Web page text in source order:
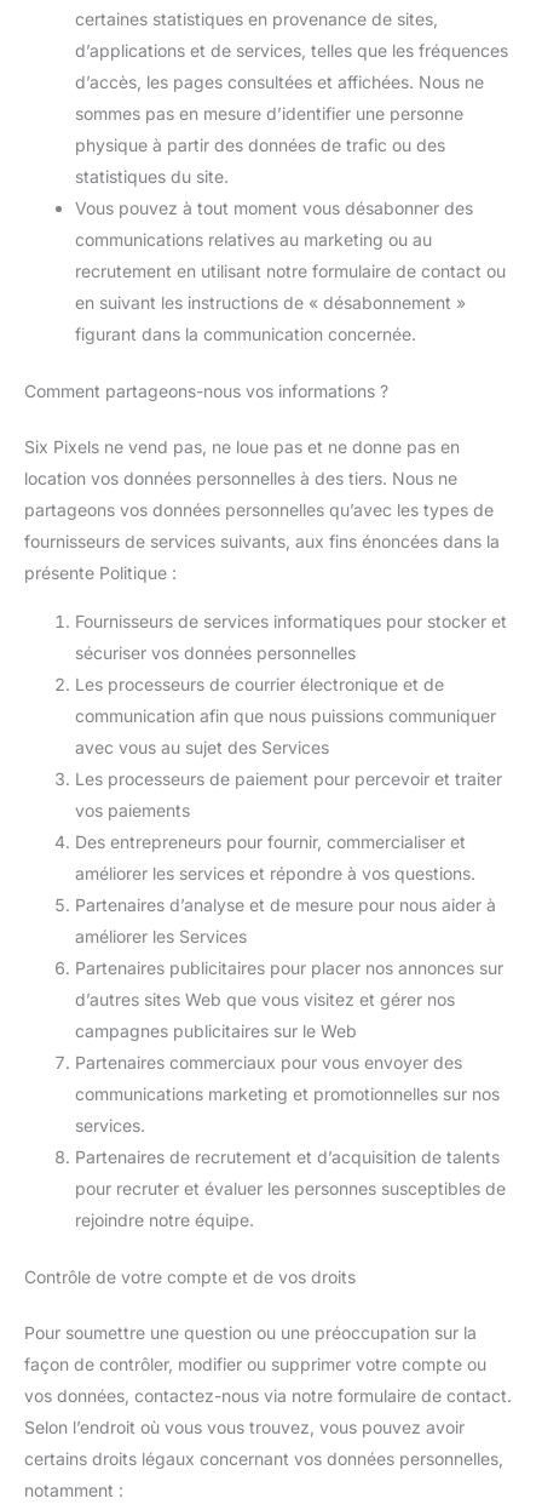
certaines statistiques en provenance de sites,
d’applications et de services, telles que les fréquences
d’accès, les pages consultées et affichées. Nous ne
sommes pas en mesure d’identifier une personne
physique à partir des données de trafic ou des
statistiques du site.
Vous pouvez à tout moment vous désabonner des
communications relatives au marketing ou au
recrutement en utilisant notre formulaire de contact ou
en suivant les instructions de « désabonnement »
figurant dans la communication concernée.
Comment partageons-nous vos informations ?
Six Pixels ne vend pas, ne loue pas et ne donne pas en
location vos données personnelles à des tiers. Nous ne
partageons vos données personnelles qu’avec les types de
fournisseurs de services suivants, aux fins énoncées dans la
présente Politique :
Fournisseurs de services informatiques pour stocker et
sécuriser vos données personnelles
Les processeurs de courrier électronique et de
communication afin que nous puissions communiquer
avec vous au sujet des Services
Les processeurs de paiement pour percevoir et traiter
vos paiements
Des entrepreneurs pour fournir, commercialiser et
améliorer les services et répondre à vos questions.
Partenaires d’analyse et de mesure pour nous aider à
améliorer les Services
Partenaires publicitaires pour placer nos annonces sur
d’autres sites Web que vous visitez et gérer nos
campagnes publicitaires sur le Web
Partenaires commerciaux pour vous envoyer des
communications marketing et promotionnelles sur nos
services.
Partenaires de recrutement et d’acquisition de talents
pour recruter et évaluer les personnes susceptibles de
rejoindre notre équipe.
Contrôle de votre compte et de vos droits
Pour soumettre une question ou une préoccupation sur la
façon de contrôler, modifier ou supprimer votre compte ou
vos données, contactez-nous via notre formulaire de contact.
Selon l’endroit où vous vous trouvez, vous pouvez avoir
certains droits légaux concernant vos données personnelles,
notamment :